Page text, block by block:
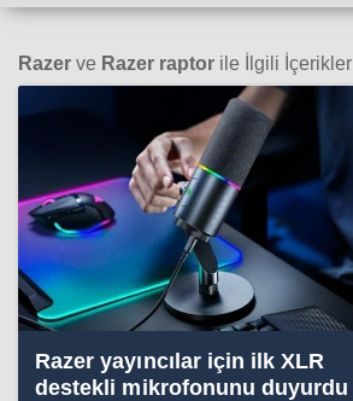
Razer ve Razer raptor ile İlgili İçerikler
Razer yayıncılar için ilk XLR
destekli mikrofonunu duyurdu